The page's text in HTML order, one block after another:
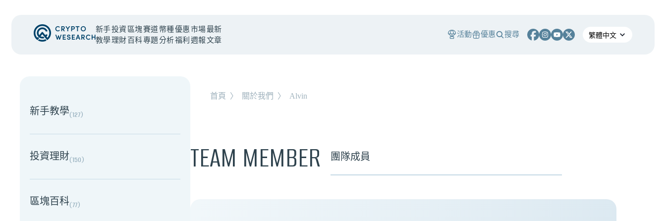
新手
教學
投資
理財
區塊
百科
賽道
專題
幣種
分析
優惠
福利
市場
週報
最新
文章
活動 優惠 搜尋
NEW EVENT
新手教學(127)
投資理財(150)
區塊百科(77)
首頁 〉 關於我們 〉 Alvin
TEAM MEMBER 團隊成員